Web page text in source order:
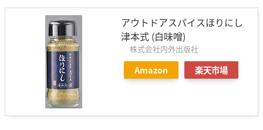
アウトドアスパイスほりにし
津本式 (白味噌)
株式会社内外出版社
Amazon 楽天市場